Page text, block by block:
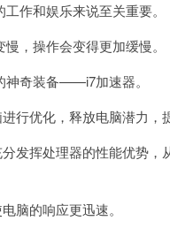
作和娱乐来说至关重要。
，操作会变得更加缓慢。
奇装备——i7加速器。
优化，释放电脑潜力，
挥处理器的性能优势，
的响应更迅速。